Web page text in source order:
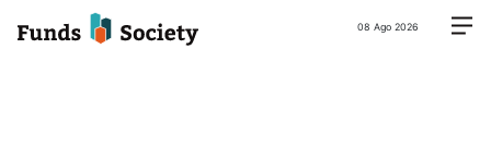
08 Ago 2026